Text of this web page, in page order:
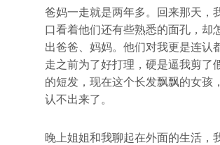
爸妈一走就是两年多。回来那天，
口看着他们还有些熟悉的面孔，却
出爸爸、妈妈。他们对我更是连认
走之前为了好打理，硬是逼我剪了
的短发，现在这个长发飘飘的女孩
认不出来了。
晚上姐姐和我聊起在外面的生活，